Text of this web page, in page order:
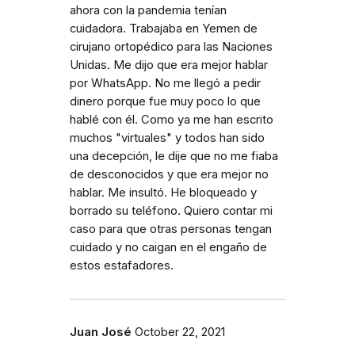
ahora con la pandemia tenían
cuidadora. Trabajaba en Yemen de
cirujano ortopédico para las Naciones
Unidas. Me dijo que era mejor hablar
por WhatsApp. No me llegó a pedir
dinero porque fue muy poco lo que
hablé con él. Como ya me han escrito
muchos "virtuales" y todos han sido
una decepción, le dije que no me fiaba
de desconocidos y que era mejor no
hablar. Me insultó. He bloqueado y
borrado su teléfono. Quiero contar mi
caso para que otras personas tengan
cuidado y no caigan en el engaño de
estos estafadores.
Juan José October 22, 2021